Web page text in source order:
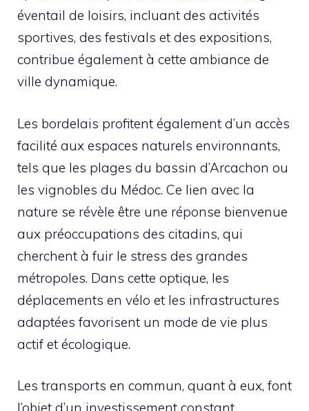
éventail de loisirs, incluant des activités
sportives, des festivals et des expositions,
contribue également à cette ambiance de
ville dynamique.
Les bordelais profitent également d’un accès
facilité aux espaces naturels environnants,
tels que les plages du bassin d’Arcachon ou
les vignobles du Médoc. Ce lien avec la
nature se révèle être une réponse bienvenue
aux préoccupations des citadins, qui
cherchent à fuir le stress des grandes
métropoles. Dans cette optique, les
déplacements en vélo et les infrastructures
adaptées favorisent un mode de vie plus
actif et écologique.
Les transports en commun, quant à eux, font
l’objet d’un investissement constant,